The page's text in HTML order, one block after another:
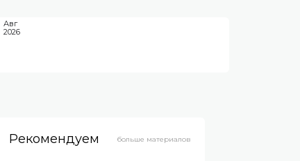
Авг
2026
Рекомендуем больше материалов